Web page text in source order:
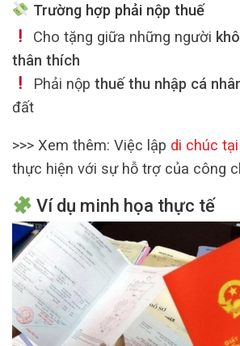
Trường hợp phải nộp thuế
Cho tặng giữa những người
thân thích
Phải nộp thuế thu nhập cá
đất
>>> Xem thêm: Việc lập di chúc
thực hiện với sự hỗ trợ của công
Ví dụ minh họa thực tế